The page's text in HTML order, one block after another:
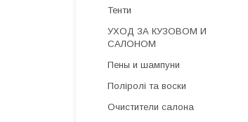
Тенти
УХОД ЗА КУЗОВОМ И
САЛОНОМ
Пены и шампуни
Поліролі та воски
Очистители салона